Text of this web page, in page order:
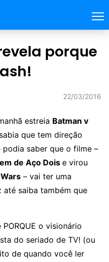
porque
22/03/2016
estreia Batman v
que tem direção
podia saber que o filme –
de Aço Dois e virou
– vai ter uma
até saiba também que
o visionário
do seriado de TV! (ou
de quando você ler